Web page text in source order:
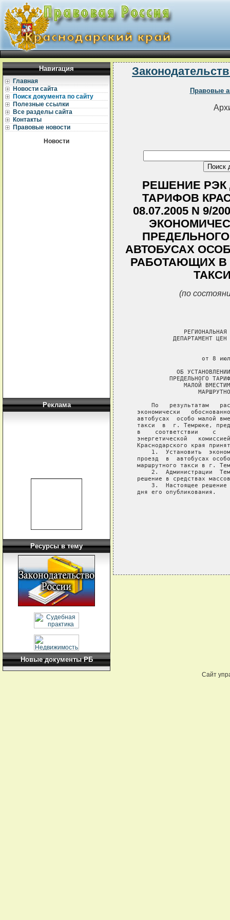
Навигация
Главная
Новости сайта
Поиск документа по сайту
Полезные ссылки
Все разделы сайта
Контакты
Правовые новости
Новости
Реклама
Ресурсы в тему
Новые документы РБ
Правовые
РЕШЕНИЕ РЭК
ТАРИФОВ
08.07.2005 N 9/
АВТОБУСАХ
РАБОТАЮЩИХ В
(по
ДЕПАРТАМЕНТ
от 8
ОБ
ПРЕДЕЛЬНОГО
МАЛОЙ
По   результатам
экономически
автобусах  особо малой
такси  в  г. Темрюке,
в    соответствии    с
энергетической
Краснодарского края
1.  Установить
проезд  в  автобусах
маршрутного такси в г.
2.  Администрации
решение в средствах
3.  Настоящее
   дня его опубликования.
Сайт